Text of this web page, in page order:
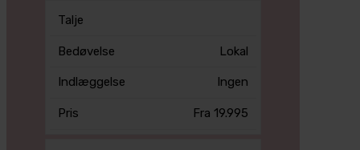
Talje
Lokal
Ingen
Fra 19.995